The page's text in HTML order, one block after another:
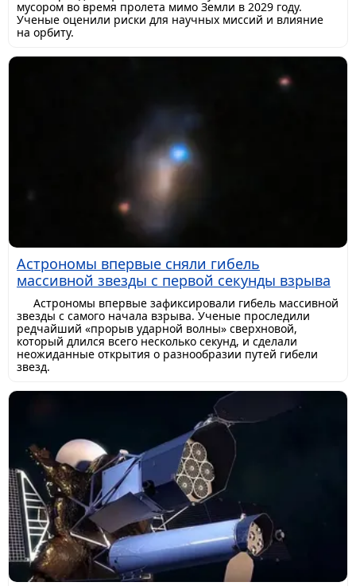
мусором во время пролета мимо Земли в 2029 году.
Ученые оценили риски для научных миссий и влияние
на орбиту.
Астрономы впервые сняли гибель
массивной звезды с первой секунды взрыва
Астрономы впервые зафиксировали гибель массивной
звезды с самого начала взрыва. Ученые проследили
редчайший «прорыв ударной волны» сверхновой,
который длился всего несколько секунд, и сделали
неожиданные открытия о разнообразии путей гибели
звезд.